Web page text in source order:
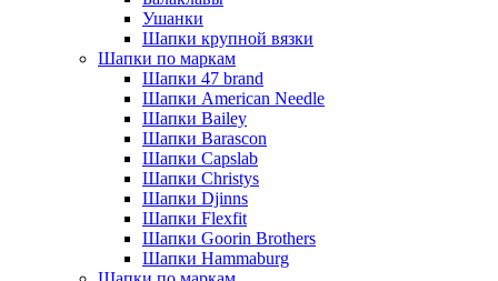
Ушанки
Шапки крупной вязки
Шапки по маркам
Шапки 47 brand
Шапки American Needle
Шапки Bailey
Шапки Barascon
Шапки Capslab
Шапки Christys
Шапки Djinns
Шапки Flexfit
Шапки Goorin Brothers
Шапки Hammaburg